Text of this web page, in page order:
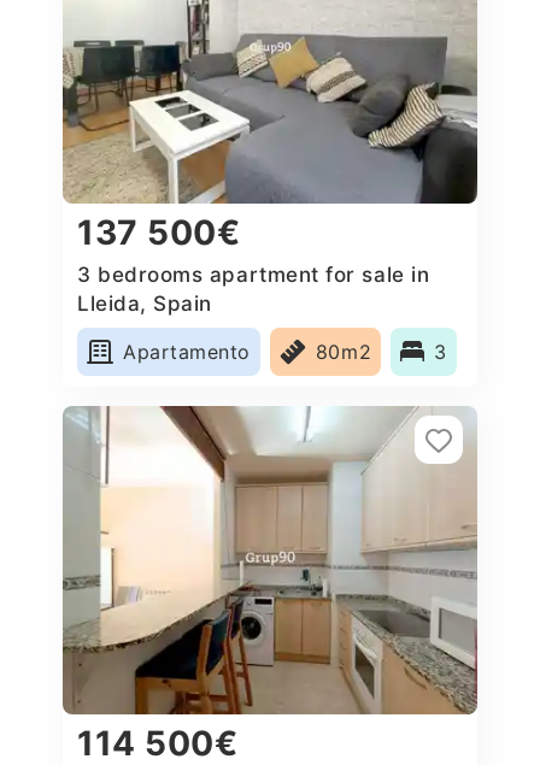
137 500€
3 bedrooms apartment for sale in
Lleida, Spain
Apartamento
80m2 3
114 500€